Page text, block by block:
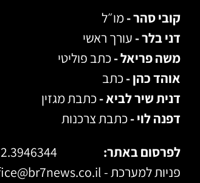
קובי סהר -מו״ל
דני בלר - עורך ראשי
משה פריאל -כתב פוליטי
אוהד כהן -כתב
דנית שיר לביא -כתבת מגזין
דפנה לוי -כתבת צרכנות
לפרסום באתר:
פניות למערכת -